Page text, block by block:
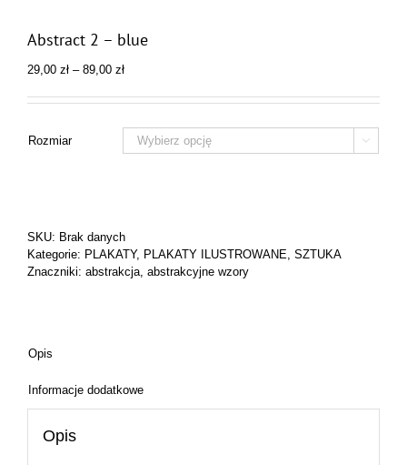
Abstract 2 – blue
29,00 zł – 89,00 złZakres
od
89,00 zł
Rozmiar 
SKU: Brak danych
Kategorie: PLAKATY, PLAKATY ILUSTROWANE, SZTUKA
Znaczniki: abstrakcja, abstrakcyjne wzory
Opis
Informacje dodatkowe
Opis